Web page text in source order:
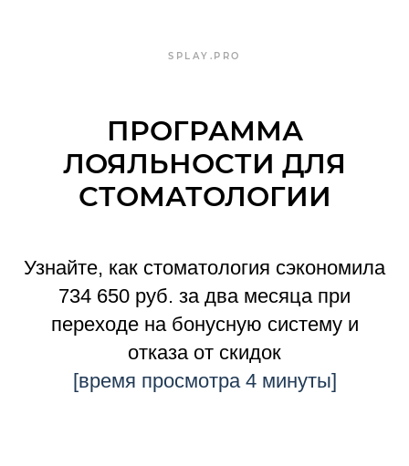
SPLAY.PRO
ПРОГРАММА
ЛОЯЛЬНОСТИ ДЛЯ
СТОМАТОЛОГИИ
Узнайте, как стоматология сэкономила
734 650 руб. за два месяца при
переходе на бонусную систему и
отказа от скидок
[время просмотра 4 минуты]